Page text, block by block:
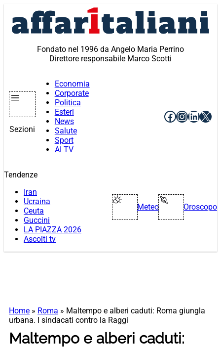
contenuto
Fondato nel 1996 da Angelo Maria Perrino
Direttore responsabile Marco Scotti
Sezioni
Economia
Corporate
Politica
Esteri
News
Salute
Sport
AI TV
Facebook
X
Tendenze
Iran
Ucraina
Ceuta
Guccini
LA PIAZZA 2026
Ascolti tv
Meteo Oroscopo
Home » Roma » Maltempo e alberi caduti: Roma giungla
urbana. I sindacati contro la Raggi
Maltempo e alberi caduti: